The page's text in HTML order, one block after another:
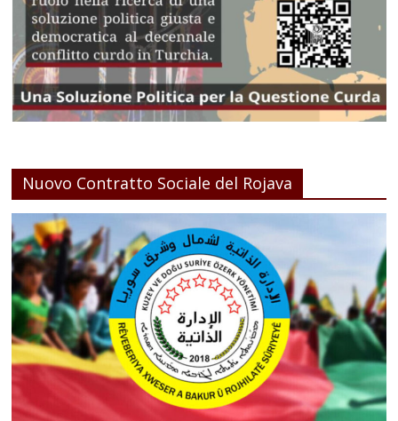
Nuovo Contratto Sociale del Rojava